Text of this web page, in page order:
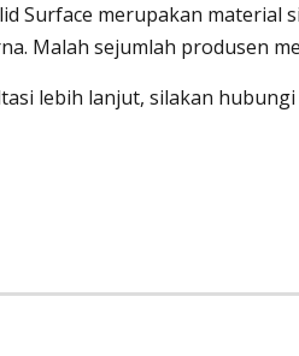
Surface merupakan
Malah sejumlah produsen
lebih lanjut, silakan hubungi